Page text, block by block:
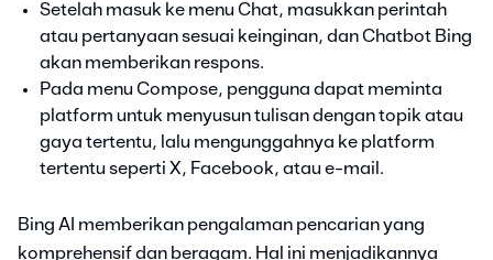
Setelah masuk ke menu Chat, masukkan perintah
atau pertanyaan sesuai keinginan, dan Chatbot Bing
akan memberikan respons.
Pada menu Compose, pengguna dapat meminta
platform untuk menyusun tulisan dengan topik atau
gaya tertentu, lalu mengunggahnya ke platform
tertentu seperti X, Facebook, atau e-mail.
Bing AI memberikan pengalaman pencarian yang
komprehensif dan beragam. Hal ini menjadikannya